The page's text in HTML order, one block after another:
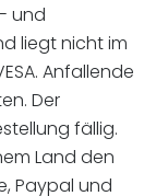
und
liegt nicht im
Anfallende
Der
fällig.
Land den
Paypal und